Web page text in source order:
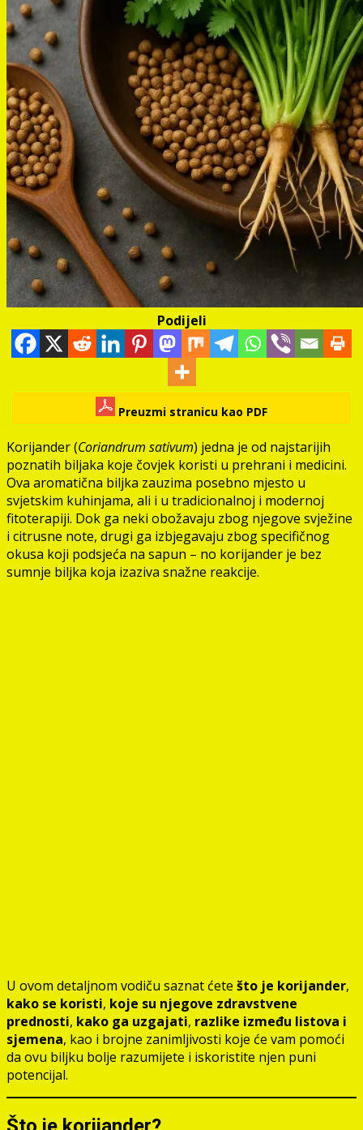
Podijeli
Preuzmi stranicu kao PDF
Korijander (Coriandrum sativum) jedna je od najstarijih
poznatih biljaka koje čovjek koristi u prehrani i medicini.
Ova aromatična biljka zauzima posebno mjesto u
svjetskim kuhinjama, ali i u tradicionalnoj i modernoj
fitoterapiji. Dok ga neki obožavaju zbog njegove svježine
i citrusne note, drugi ga izbjegavaju zbog specifičnog
okusa koji podsjeća na sapun – no korijander je bez
sumnje biljka koja izaziva snažne reakcije.
U ovom detaljnom vodiču saznat ćete što je korijander,
kako se koristi, koje su njegove zdravstvene
prednosti, kako ga uzgajati, razlike između listova i
sjemena, kao i brojne zanimljivosti koje će vam pomoći
da ovu biljku bolje razumijete i iskoristite njen puni
potencijal.